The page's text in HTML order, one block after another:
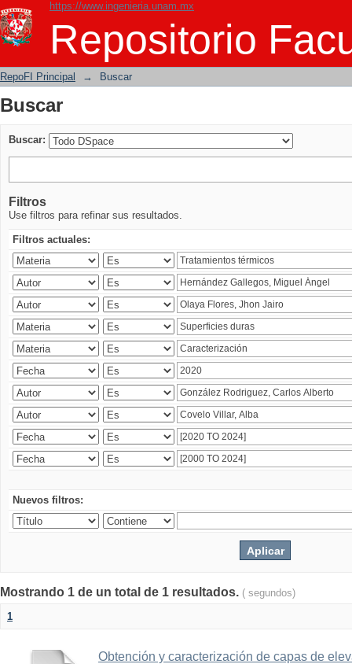
https://www.ingenieria.unam.mx
Repositorio
Buscar
RepoFI Principal → Buscar
Buscar
Buscar:
Filtros
Use filtros para refinar sus resultados.
Filtros actuales:
Nuevos filtros:
Mostrando 1 de un total de 1 resultados. ( segundos)
1
Obtención y caracterización de capas de